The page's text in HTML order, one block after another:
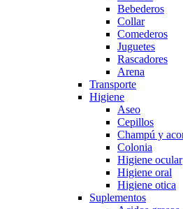
Bebederos
Collar
Comederos
Juguetes
Rascadores
Arena
Transporte
Higiene
Aseo
Cepillos
Champú y
Colonia
Higiene ocular
Higiene oral
Higiene otica
Suplementos